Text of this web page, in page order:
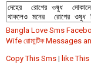
Bangla Love Sms
Wife রোমান্টিক
Copy This Sms | like